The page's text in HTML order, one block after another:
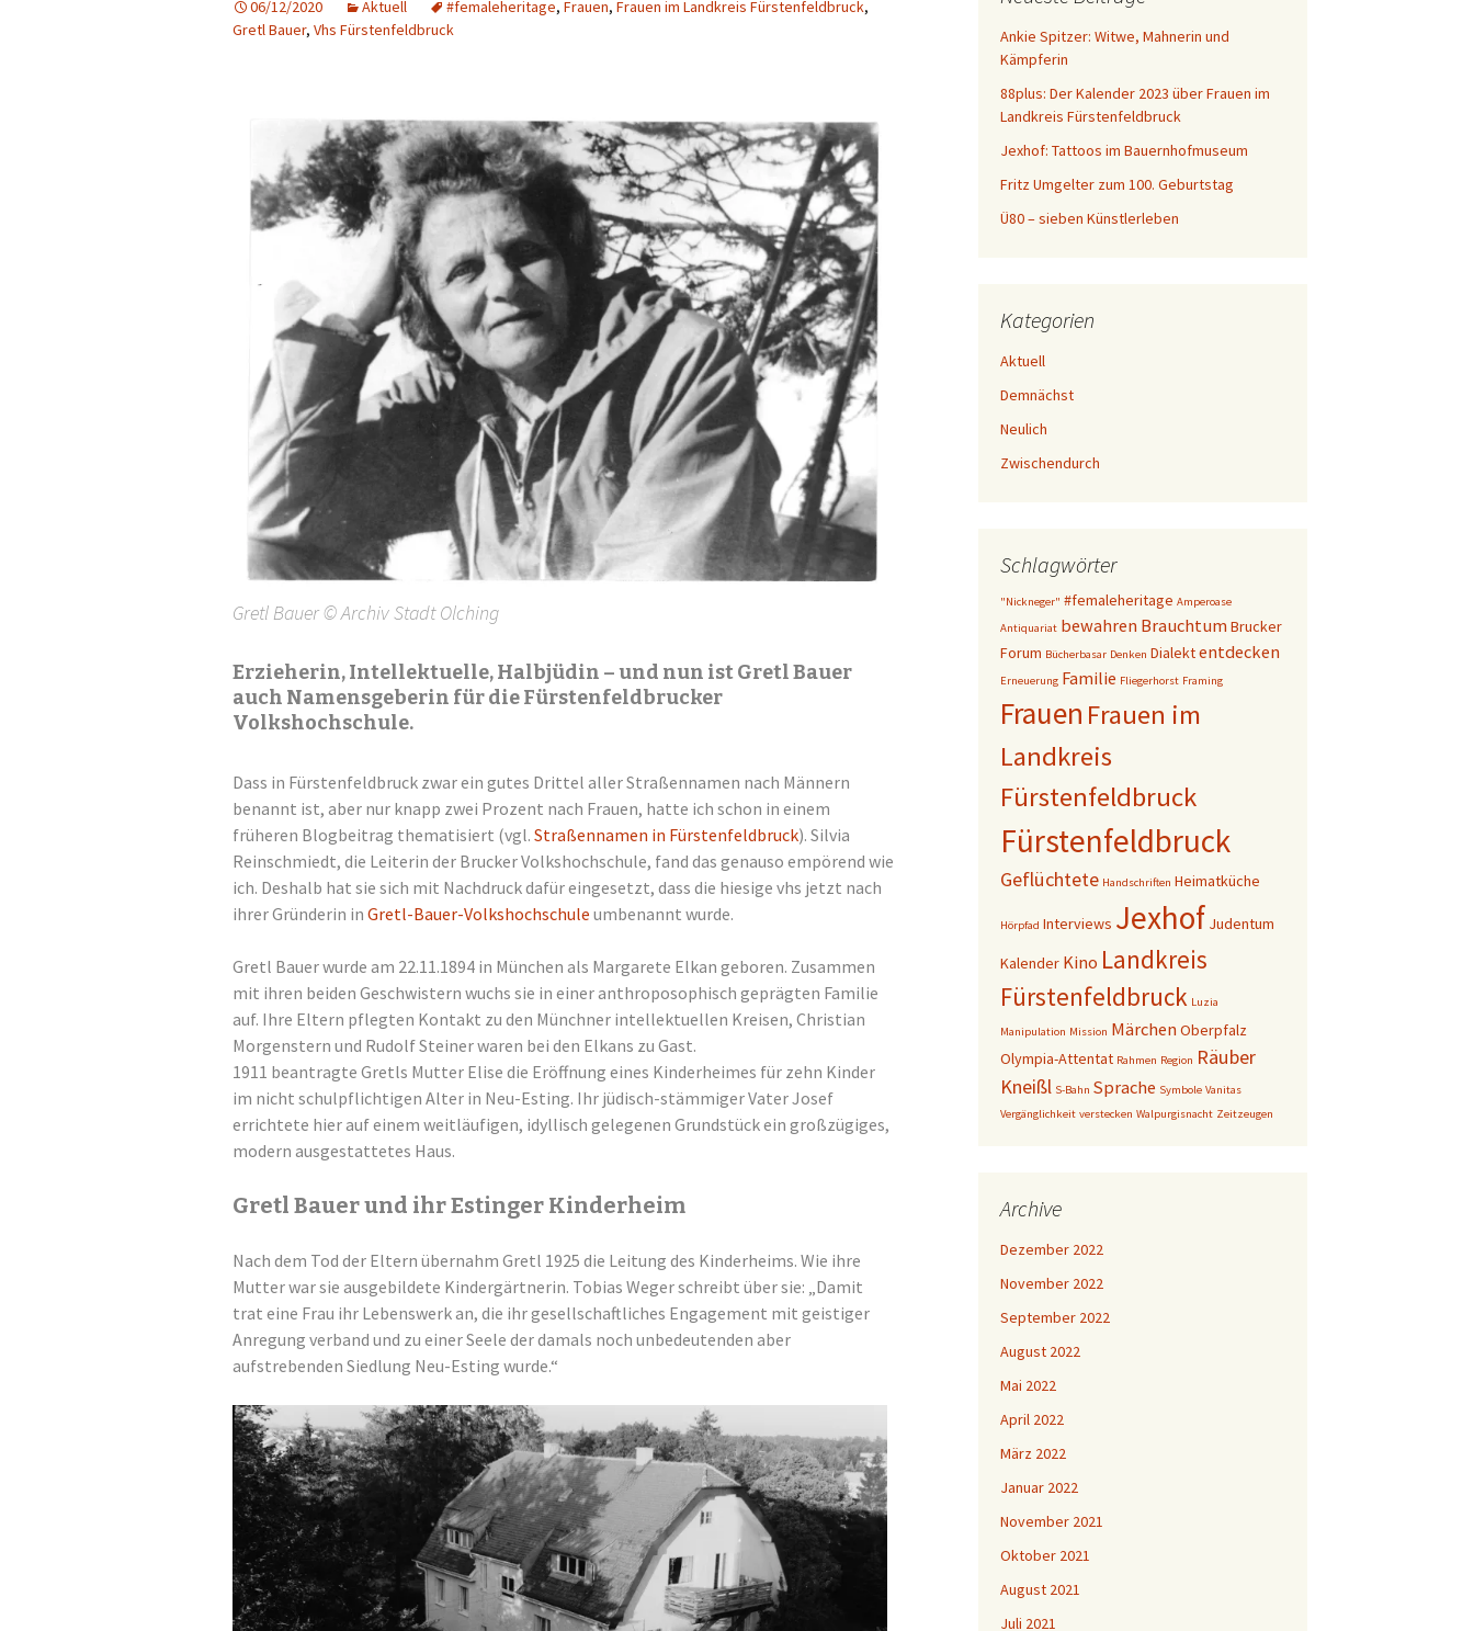
06/12/2020 Aktuell #femaleheritage, Frauen, Frauen im Landkreis Fürstenfeldbruck,
Gretl Bauer, Vhs Fürstenfeldbruck
Gretl Bauer © Archiv Stadt Olching
Erzieherin, Intellektuelle, Halbjüdin – und nun ist Gretl Bauer
auch Namensgeberin für die Fürstenfeldbrucker
Volkshochschule.
Dass in Fürstenfeldbruck zwar ein gutes Drittel aller Straßennamen nach Männern
benannt ist, aber nur knapp zwei Prozent nach Frauen, hatte ich schon in einem
früheren Blogbeitrag thematisiert (vgl. Straßennamen in Fürstenfeldbruck). Silvia
Reinschmiedt, die Leiterin der Brucker Volkshochschule, fand das genauso empörend wie
ich. Deshalb hat sie sich mit Nachdruck dafür eingesetzt, dass die hiesige vhs jetzt nach
ihrer Gründerin in Gretl-Bauer-Volkshochschule umbenannt wurde.
Gretl Bauer wurde am 22.11.1894 in München als Margarete Elkan geboren. Zusammen
mit ihren beiden Geschwistern wuchs sie in einer anthroposophisch geprägten Familie
auf. Ihre Eltern pflegten Kontakt zu den Münchner intellektuellen Kreisen, Christian
Morgenstern und Rudolf Steiner waren bei den Elkans zu Gast.
1911 beantragte Gretls Mutter Elise die Eröffnung eines Kinderheimes für zehn Kinder
im nicht schulpflichtigen Alter in Neu-Esting. Ihr jüdisch-stämmiger Vater Josef
errichtete hier auf einem weitläufigen, idyllisch gelegenen Grundstück ein großzügiges,
modern ausgestattetes Haus.
Gretl Bauer und ihr Estinger Kinderheim
Nach dem Tod der Eltern übernahm Gretl 1925 die Leitung des Kinderheims. Wie ihre
Mutter war sie ausgebildete Kindergärtnerin. Tobias Weger schreibt über sie: „Damit
trat eine Frau ihr Lebenswerk an, die ihr gesellschaftliches Engagement mit geistiger
Anregung verband und zu einer Seele der damals noch unbedeutenden aber
aufstrebenden Siedlung Neu-Esting wurde.“
c
h
:
Ankie Spitzer: Witwe, Mahnerin und
Kämpferin
88plus: Der Kalender 2023 über Frauen im
Landkreis Fürstenfeldbruck
Jexhof: Tattoos im Bauernhofmuseum
Fritz Umgelter zum 100. Geburtstag
Ü80 – sieben Künstlerleben
Kategorien
Aktuell
Demnächst
Neulich
Zwischendurch
Schlagwörter
"Nickneger" #femaleheritage Amperoase
Antiquariat bewahren Brauchtum Brucker
Forum Bücherbasar Denken Dialektentdecken
Erneuerung Familie Fliegerhorst Framing
Frauen Frauen im
Landkreis
Fürstenfeldbruck
Fürstenfeldbruck
Geflüchtete Handschriften Heimatküche
Hörpfad Interviews Jexhof Judentum
Kalender Kino Landkreis
Fürstenfeldbruck Luzia
Manipulation Mission Märchen Oberpfalz
Olympia-Attentat Rahmen Region Räuber
Kneißl S-Bahn Sprache Symbole Vanitas
Vergänglichkeit verstecken Walpurgisnacht Zeitzeugen
Archive
Dezember 2022
November 2022
September 2022
August 2022
Mai 2022
April 2022
März 2022
Januar 2022
November 2021
Oktober 2021
August 2021
Juli 2021